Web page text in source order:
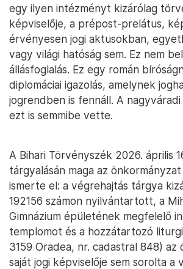
egy ilyen intézményt kizárólag
képviselője, a prépost-prelátus,
érvényesen jogi aktusokban,
vagy világi hatóság sem. Ez nem
állásfoglalás. Ez egy román
diplomáciai igazolás, amelynek
jogrendben is fennáll. A
ezt is semmibe vette.
A Bihari Törvényszék 2026. április
tárgyalásán maga az
ismerte el: a végrehajtás tárgya
192156 számon nyilvántartott, a
Gimnázium épületének megfelelő
templomot és a hozzátartozó
3159 Oradea, nr. cadastral 848) az
saját jogi képviselője sem sorolta a